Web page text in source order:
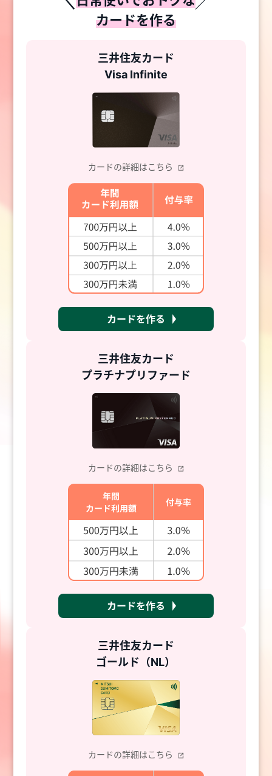
カードを作る
三井住友カード
Visa Infinite
カードの詳細はこちら
カードを作る
三井住友カード
プラチナプリファード
カードの詳細はこちら
カードを作る
三井住友カード
ゴールド（NL）
カードの詳細はこちら